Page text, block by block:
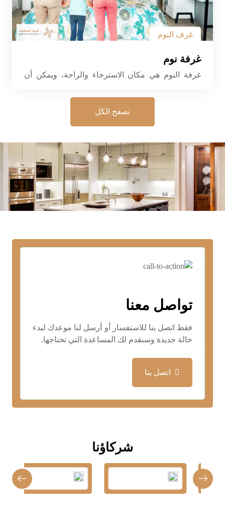
غرف النوم
غرفة نوم
غرفة النوم هي مكان الاسترخاء والراحة، ويمكن أن
الغرف بتصميمها الأنيق واستخدام مواد عالية الجودة،
مما يخلق بيئة جذابة ومريحة للنوم والاستمتاع بأوقات
الراحة. تتضمن غرف النوم مجموعة متنوعة من القطع
والمزيد. يتم اختيار الألوان والتشطيبات بعناية لتتناسب
مع أذواق مختلفة، مع إيلاء اهتمام خاص للتفاصيل
لتوفير تجربة جمالية فريدة.
تصفح الكل
تواصل معنا
فقط اتصل بنا للاستفسار أو أرسل لنا موعدك لبدء
حالة جديدة وسنقدم لك المساعدة التي تحتاجها.
اتصل بنا
شركاؤنا